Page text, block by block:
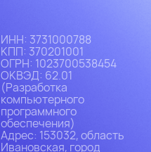
ИHH: 3731000788
КПП: 370201001
ОГРН: 1023700538454
ОКВЭД: 62.01
(Разработка
компьютерного
программного
обеспечения)
Адрес: 153032, область
Ивановская, город